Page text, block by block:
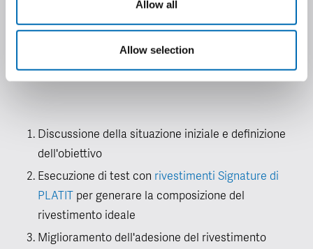
Allow all
Allow selection
Grazie a questo processo, noi garantiamo le vostre
prestazioni nel settore del rivestimento PVD e voi
vostri utensili.
Discussione della situazione iniziale e definizione
dell'obiettivo
Esecuzione di test con rivestimenti Signature di
PLATIT per generare la composizione del
rivestimento ideale
Miglioramento dell'adesione del rivestimento